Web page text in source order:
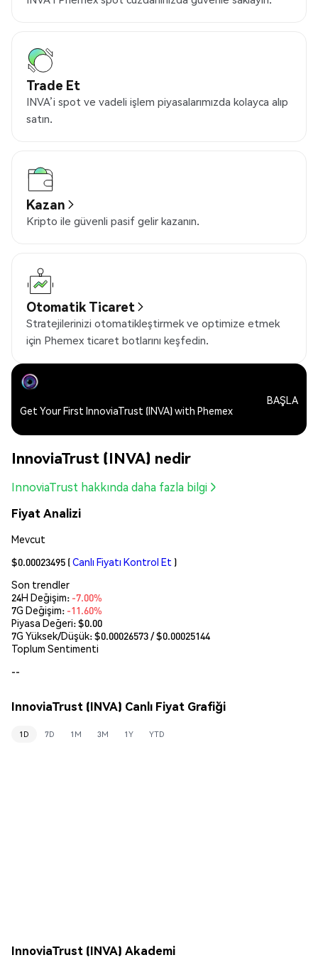
Trade Et
INVA’i spot ve vadeli işlem piyasalarımızda kolayca alıp
satın.
Kazan
Kripto ile güvenli pasif gelir kazanın.
Otomatik Ticaret
Stratejilerinizi otomatikleştirmek ve optimize etmek
için Phemex ticaret botlarını keşfedin.
Get Your First InnoviaTrust (INVA) with Phemex
BAŞLA
InnoviaTrust (INVA) nedir
InnoviaTrust hakkında daha fazla bilgi
Fiyat Analizi
Mevcut
$0.00023495 (Canlı Fiyatı Kontrol Et )
Son trendler
24H Değişim: -7.00%
7G Değişim: -11.60%
Piyasa Değeri:$0.00
7G Yüksek/Düşük: $0.00026573/ $0.00025144
Toplum Sentimenti
--
InnoviaTrust (INVA) Canlı Fiyat Grafiği
1D 7D 1M 3M 1Y YTD
InnoviaTrust (INVA) Akademi